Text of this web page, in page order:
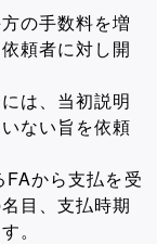
の手数料を増
頼者に対し開
は、当初説明
ない旨を依頼
FAから支払を受
目、支払時期
。